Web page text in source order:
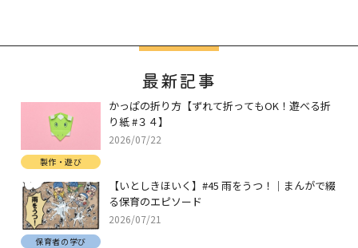
最新記事
かっぱの折り方【ずれて折ってもOK！遊べる折
り紙 #３４】
2026/07/22
製作・遊び
【いとしきほいく】#45 雨をうつ！｜まんがで綴
る保育のエピソード
2026/07/21
保育者の学び